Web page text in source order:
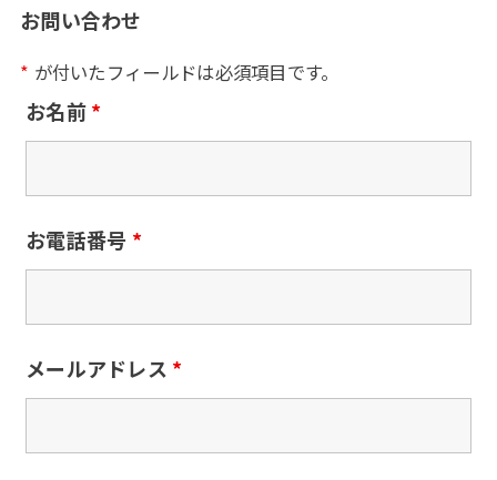
お問い合わせ
* が付いたフィールドは必須項目です。
お名前*
お電話番号 *
メールアドレス *